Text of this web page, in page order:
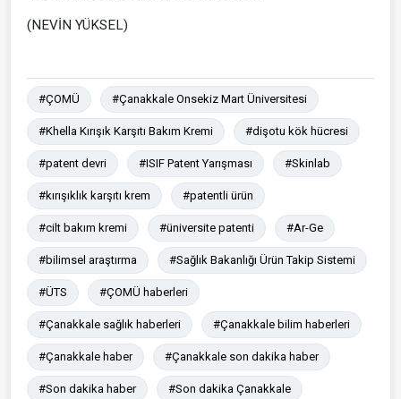
(NEVİN YÜKSEL)
#ÇOMÜ #Çanakkale Onsekiz Mart Üniversitesi
#Khella Kırışık Karşıtı Bakım Kremi #dişotu kök hücresi
#patent devri #ISIF Patent Yarışması #Skinlab
#kırışıklık karşıtı krem #patentli ürün
#cilt bakım kremi #üniversite patenti #Ar-Ge
#bilimsel araştırma #Sağlık Bakanlığı Ürün Takip Sistemi
#ÜTS #ÇOMÜ haberleri
#Çanakkale sağlık haberleri #Çanakkale bilim haberleri
#Çanakkale haber #Çanakkale son dakika haber
#Son dakika haber #Son dakika Çanakkale